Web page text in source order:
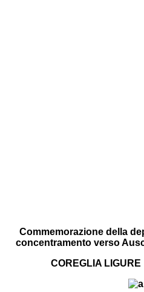
Commemorazione della
concentramento verso
COREGLIA